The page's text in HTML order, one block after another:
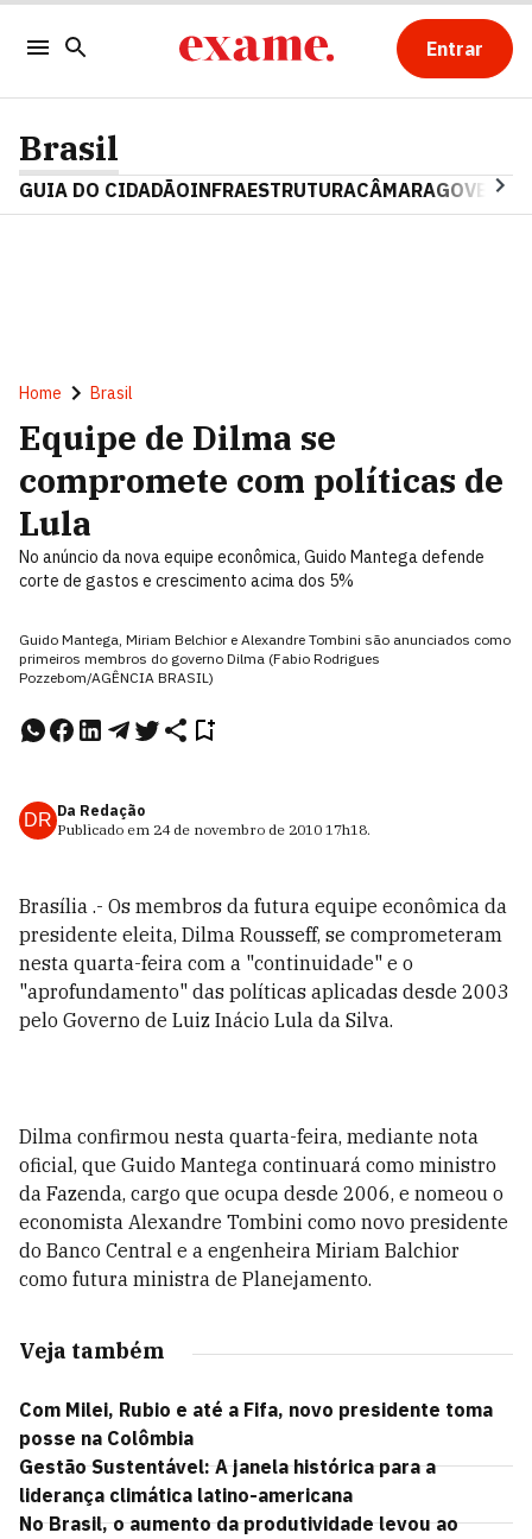
Entrar
Brasil
GUIA DO CIDADÃOINFRAESTRUTURACÂMARAGOVERNO
Home Brasil
Equipe de Dilma se
compromete com políticas de
Lula
No anúncio da nova equipe econômica, Guido Mantega defende
corte de gastos e crescimento acima dos 5%
Guido Mantega, Miriam Belchior e Alexandre Tombini são anunciados como
primeiros membros do governo Dilma (Fabio Rodrigues
Pozzebom/AGÊNCIA BRASIL)
DR Da Redação
Publicado em 24 de novembro de 2010 17h18.
Brasília .- Os membros da futura equipe econômica da
presidente eleita, Dilma Rousseff, se comprometeram
nesta quarta-feira com a "continuidade" e o
"aprofundamento" das políticas aplicadas desde 2003
pelo Governo de Luiz Inácio Lula da Silva.
Dilma confirmou nesta quarta-feira, mediante nota
oficial, que Guido Mantega continuará como ministro
da Fazenda, cargo que ocupa desde 2006, e nomeou o
economista Alexandre Tombini como novo presidente
do Banco Central e a engenheira Miriam Balchior
como futura ministra de Planejamento.
Veja também
Com Milei, Rubio e até a Fifa, novo presidente toma
posse na Colômbia
Gestão Sustentável: A janela histórica para a
liderança climática latino-americana
No Brasil, o aumento da produtividade levou ao